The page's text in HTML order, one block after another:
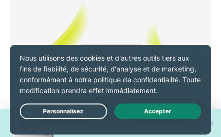
Live Chat
Gagnez l'un des 30 nouveaux